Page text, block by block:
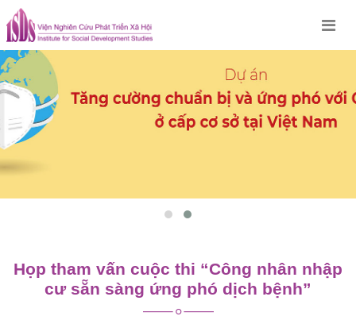
Skip
to
content
Họp tham vấn cuộc thi “Công nhân nhập
cư sẵn sàng ứng phó dịch bệnh”